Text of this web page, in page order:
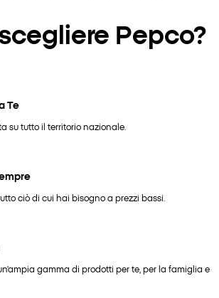
Pepco?
Te
su tutto il territorio nazionale.
ciò di cui hai bisogno a prezzi bassi.
gamma di prodotti per te, per la famiglia e